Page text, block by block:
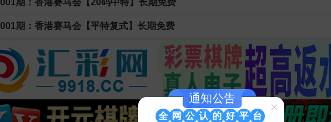
×
通知公告
全 网 公 认 的 好 平 台
001期：香港赛马会【20码中特】长期免费
001期：香港赛马会【平特复式】长期免费